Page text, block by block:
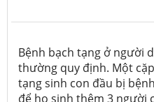
Bệnh bạch tạng ở người
thường quy định. Một
tạng sinh con đầu bị
để họ sinh thêm 3 người